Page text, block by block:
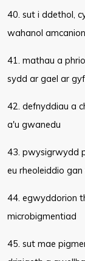
40. sut i ddethol,
wahanol
41. mathau a
sydd ar gael ar
42. defnyddiau a
a'u gwanedu
43. pwysigrwydd
eu rheoleiddio gan
44. egwyddorion
microbigmentiad
45. sut mae